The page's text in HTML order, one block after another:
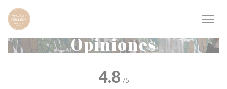
Personalización de sus opciones de cookies
Opiniones
4.8 /5